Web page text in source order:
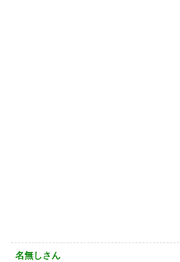
名無しさん